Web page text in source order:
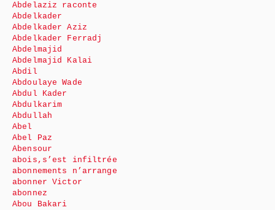
Abdelaziz raconte
Abdelkader
Abdelkader Aziz
Abdelkader Ferradj
Abdelmajid
Abdelmajid Kalai
Abdil
Abdoulaye Wade
Abdul Kader
Abdulkarim
Abdullah
Abel
Abel Paz
Abensour
abois,s’est infiltrée
abonnements n’arrange
abonner Victor
abonnez
Abou Bakari